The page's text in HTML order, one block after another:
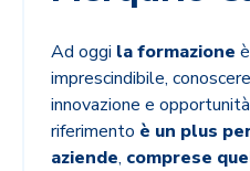
Ad oggi la formazione
imprescindibile,
innovazione e
riferimento è un plus
aziende, comprese